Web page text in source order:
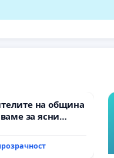
на община
за ясни
МЕД” АД и от
норми!